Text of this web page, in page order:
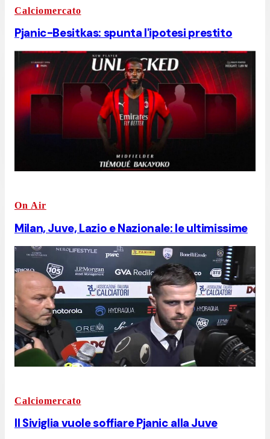
Calciomercato
Pjanic-Besitkas: spunta l'ipotesi prestito
On Air
Milan, Juve, Lazio e Nazionale: le ultimissime
Calciomercato
Il Siviglia vuole soffiare Pjanic alla Juve